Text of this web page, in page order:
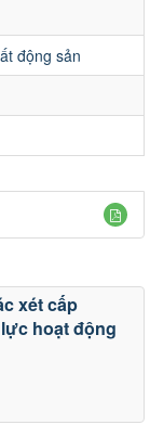
động sản
xét cấp
hoạt động